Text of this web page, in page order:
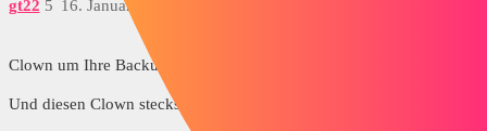
gt22 16. Januar 2017 um 08:39
5
Clown um Ihre Backup-Festplatte herum
Und diesen Clown steckst du in den Kofferraum